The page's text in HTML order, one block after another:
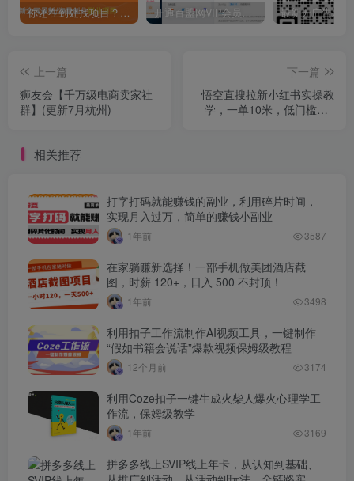
你还在到处找项目？还在当韭菜？我靠卖项目一个月收入5万+，曾经我也是个失败者。 开通百盟网VIP会员，尊享全站资源免费下载，享70%的推广提成！！【限时五折优惠】
上一篇
狮友会【千万级电商卖家社
群】(更新7月杭州)
下一篇
悟空直搜拉新小红书实操教
学，一单10米，低门槛，0
相关推荐
打字打码就能赚钱的副业，利用碎片时间，
实现月入过万，简单的赚钱小副业
1年前 3587
在家躺赚新选择！一部手机做美团酒店截
图，时薪 120+，日入 500 不封顶！
1年前 3498
利用扣子工作流制作AI视频工具，一键制作
“假如书籍会说话”爆款视频保姆级教程
12个月前 3174
利用Coze扣子一键生成火柴人爆火心理学工
作流，保姆级教学
1年前 3169
拼多多线上SVIP线上年卡，从认知到基础、